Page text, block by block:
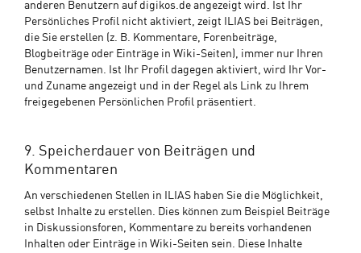
anderen Benutzern auf digikos.de angezeigt wird. Ist Ihr
Persönliches Profil nicht aktiviert, zeigt ILIAS bei Beiträgen,
die Sie erstellen (z. B. Kommentare, Forenbeiträge,
Blogbeiträge oder Einträge in Wiki-Seiten), immer nur Ihren
Benutzernamen. Ist Ihr Profil dagegen aktiviert, wird Ihr Vor-
und Zuname angezeigt und in der Regel als Link zu Ihrem
freigegebenen Persönlichen Profil präsentiert.
9. Speicherdauer von Beiträgen und
Kommentaren
An verschiedenen Stellen in ILIAS haben Sie die Möglichkeit,
selbst Inhalte zu erstellen. Dies können zum Beispiel Beiträge
in Diskussionsforen, Kommentare zu bereits vorhandenen
Inhalten oder Einträge in Wiki-Seiten sein. Diese Inhalte